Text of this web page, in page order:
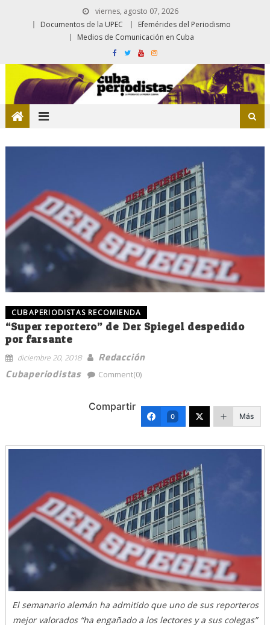
viernes, agosto 07, 2026
Documentos de la UPEC
Efemérides del Periodismo
Medios de Comunicación en Cuba
CUBAPERIODISTAS RECOMIENDA
“Super reportero” de Der Spiegel despedido
por farsante
diciembre 20, 2018
Redacción
Cubaperiodistas
Comment(0)
Compartir
0 Más
El semanario alemán ha admitido que uno de sus reporteros
mejor valorados “ha engañado a los lectores y a sus colegas”